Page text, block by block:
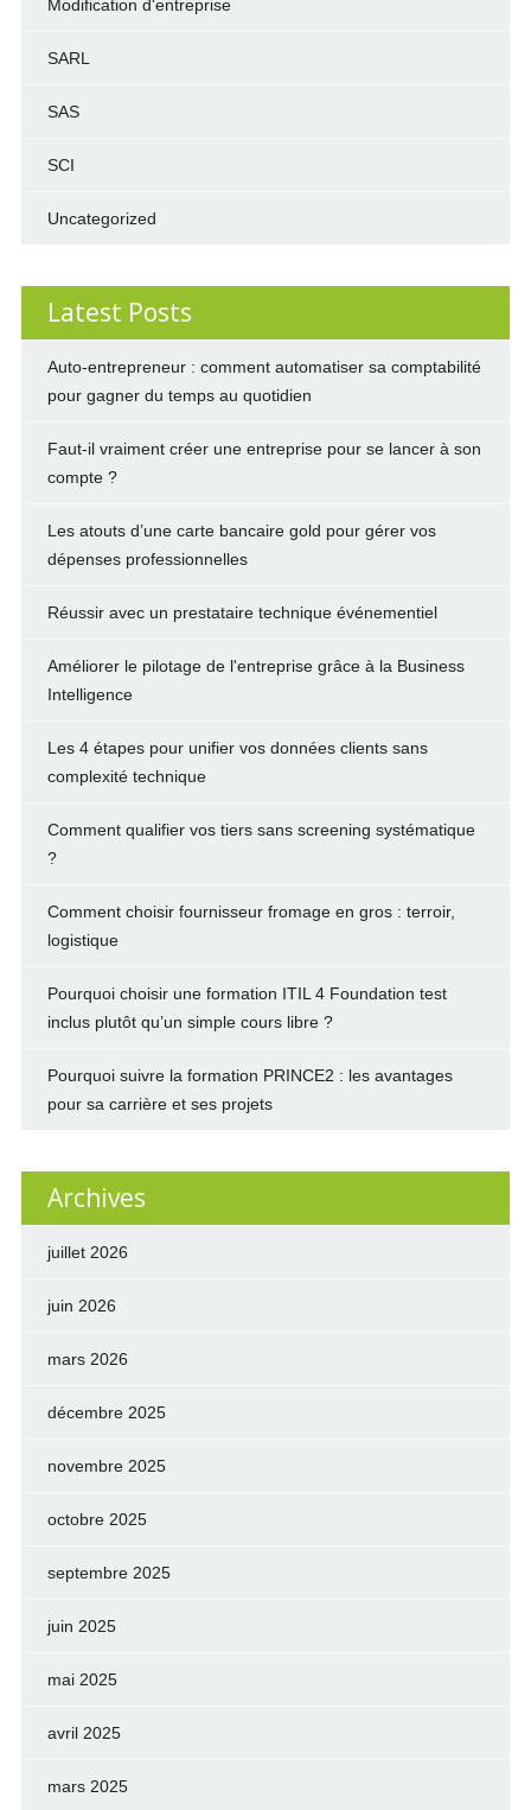
Modification d'entreprise
SARL
SAS
SCI
Uncategorized
Latest Posts
Auto-entrepreneur : comment automatiser sa comptabilité
pour gagner du temps au quotidien
Faut-il vraiment créer une entreprise pour se lancer à son
compte ?
Les atouts d’une carte bancaire gold pour gérer vos
dépenses professionnelles
Réussir avec un prestataire technique événementiel
Améliorer le pilotage de l'entreprise grâce à la Business
Intelligence
Les 4 étapes pour unifier vos données clients sans
complexité technique
Comment qualifier vos tiers sans screening systématique
?
Comment choisir fournisseur fromage en gros : terroir,
logistique
Pourquoi choisir une formation ITIL 4 Foundation test
inclus plutôt qu’un simple cours libre ?
Pourquoi suivre la formation PRINCE2 : les avantages
pour sa carrière et ses projets
Archives
juillet 2026
juin 2026
mars 2026
décembre 2025
novembre 2025
octobre 2025
septembre 2025
juin 2025
mai 2025
avril 2025
mars 2025